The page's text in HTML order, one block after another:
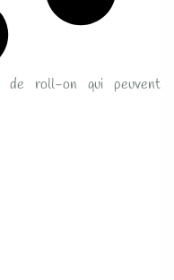
de roll-on qui peuvent